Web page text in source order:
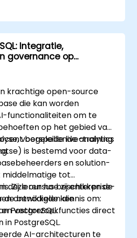
Integratie,
governance op
krachtige open-source
die kan worden
functionaliteiten om te
op het gebied van
voorspellende analytics
begeleide live-training
is bestemd voor data-
en solution-
tot
Zij leren hoe zij enterprise-
ontwikkelen die
PostgreSQL.
deze cursus beschikken de
benodigde kennis om:
vectorzoekfuncties direct
PostgreSQL.
AI-architecturen te